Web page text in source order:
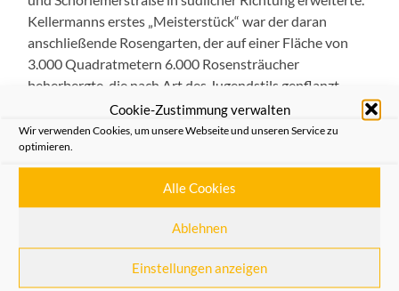
Cookie-Zustimmung verwalten
Wir verwenden Cookies, um unsere Webseite und unseren Service zu
optimieren.
Alle Cookies
Ablehnen
Einstellungen anzeigen
Kellermanns erstes „Meisterstück“ war der daran
anschließende Rosengarten, der auf einer Fläche von
3.000 Quadratmetern 6.000 Rosensträucher
beherbergte, die nach Art des Jugendstils gepflanzt
wurden. Daraufhin wurde er am 1. Juli 1907 zum
„Stadtgarteninspektor“ ernannt, am 1. Januar 1924
wurde er zum „städtischen Gartenbaudirektor“
befördert, ein Amt, das er bis 1945 innehatte, ehe er als
Siebzigjähriger in den Ruhestand ging.
In dieser Zeit schuf er den noch heute bestehenden
„Grüngürtel“ der Stadt: Nach Stadt- und Rosengarten
folgte die Errichtung eines „Botanischen Schul- und